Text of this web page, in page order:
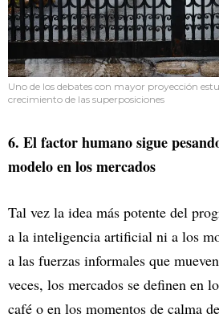
Uno de los debates con mayor proyección
crecimiento de las superposiciones
6. El factor humano sigue
modelo en los mercados
Tal vez la idea más potente del
a la inteligencia artificial ni a los
a las fuerzas informales que
veces, los mercados se definen en
café o en los momentos de calma